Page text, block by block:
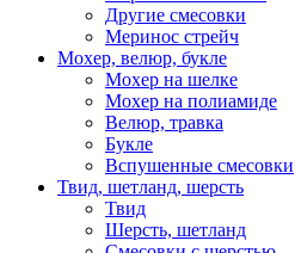
Другие смесовки
Меринос стрейч
Мохер, велюр, букле
Мохер на шелке
Мохер на полиамиде
Велюр, травка
Букле
Вспушенные смесовки
Твид, шетланд, шерсть
Твид
Шерсть, шетланд